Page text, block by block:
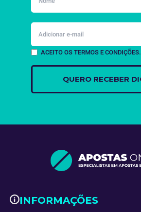
ACEITO OS TERMOS E CONDIÇÕES.
INFORMAÇÕES